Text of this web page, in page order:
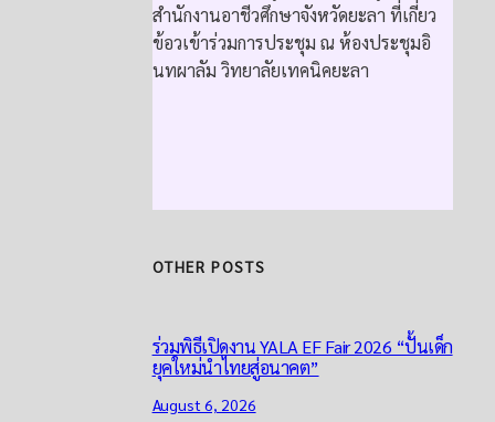
สำนักงานอาชีวศึกษาจังหวัดยะลา ที่เกี่ยว
ข้อวเข้าร่วมการประชุม ณ ห้องประชุมอิ
นทผาลัม วิทยาลัยเทคนิคยะลา
OTHER POSTS
ร่วมพิธีเปิดงาน YALA EF Fair 2026 “ปั้นเด็ก
ยุคใหม่นำไทยสู่อนาคต”
August 6, 2026